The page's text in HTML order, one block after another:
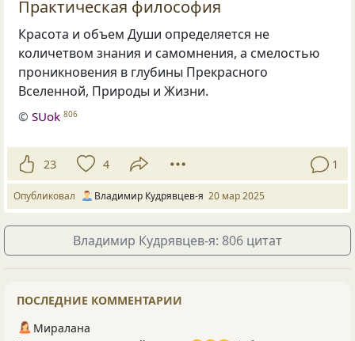
Практическая философия
Красота и объем Души определяется не
количетвом знания и самомнения, а смелостью
проникновения в глубины Прекрасного
Вселенной, Природы и Жизни.
©SUok 806
23 4 1
Опубликовал Владимир Кудрявцев-я 20 мар 2025
Владимир Кудрявцев-я: 806 цитат
ПОСЛЕДНИЕ КОММЕНТАРИИ
Миралана